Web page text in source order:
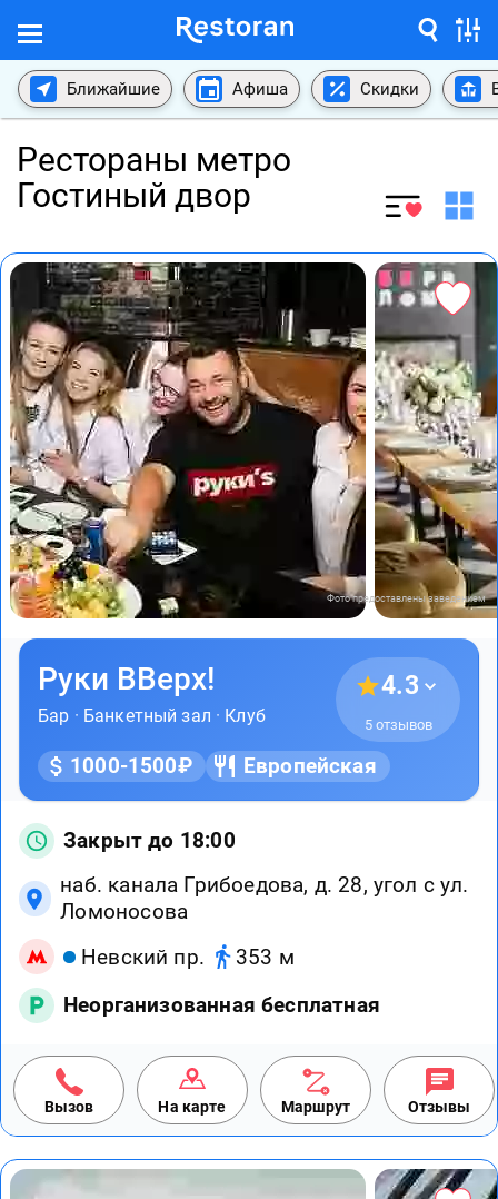
Ближайшие Афиша Скидки
Рестораны метро
Гостиный двор
Фото предоставлены заведением
Руки ВВерх!
Бар · Банкетный зал · Клуб
4.3
5 отзывов
1000-1500₽ Европейская
Закрыт до 18:00
наб. канала Грибоедова, д. 28, угол с ул.
Ломоносова
Невский пр.
353 м
Неорганизованная бесплатная
Вызов На карте Маршрут Отзывы